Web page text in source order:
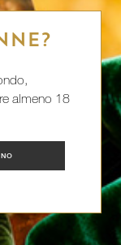
almeno 18
NO